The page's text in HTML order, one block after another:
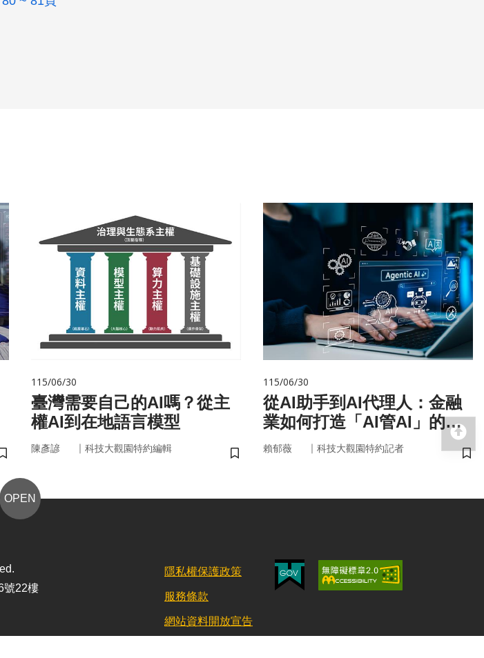
儲存書籤
115/06/30
臺灣需要自己的AI嗎？從主
權AI到在地語言模型
陳彥諺 ｜ 科技大觀園特約編輯
儲存書籤
115/06/30
從AI助手到AI代理人：金融
業如何打造「AI管AI」的新
治理模式？
賴郁薇 ｜ 科技大觀園特約記者
儲
OPEN
號22樓
隱私權保護政策
服務條款
網站資料開放宣告